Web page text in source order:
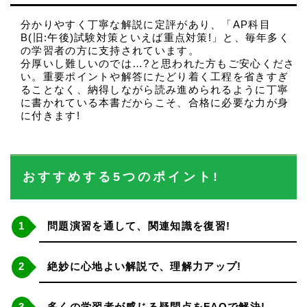
分かりやすく丁寧な解説に定評があり、「AP科目
B(旧:午後)試験対策といえば重点対策!」と、毎年多く
の学習者の方に支持されています。
分厚いし難しいのでは…?と思われた方もご安心くださ
い。重要ポイントや解答にたどり着く工程を省きすぎ
ることなく、納得しながら読み進められるように丁寧
に書かれている本書だからこそ、合格に必要な力が身
に付きます!
おすすめする5つのポイント!
問題演習を通して、関連知識を復習!
絶妙に心地よい解説で、理解力アップ!